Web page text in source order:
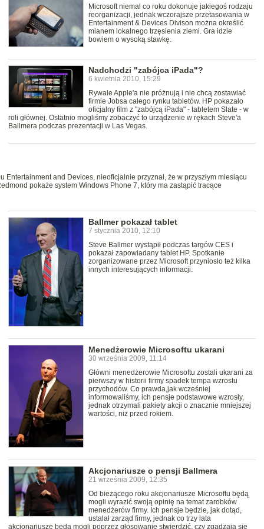
Microsoft niemal co roku dokonuje jakiegoś rodzaju
reorganizacji, jednak wczorajsze przetasowania w
Entertainment & Devices Divison można określić
mianem lokalnego trzęsienia ziemi. Gra idzie
bowiem o wysoką stawkę.
Nadchodzi "zabójca iPada"?
6 kwietnia 2010, 15:29
Rywale Apple'a nie próżnują i nie chcą zostawiać
firmie Jobsa całego rynku tabletów. HP pokazało
oficjalny film z "zabójcą iPada" - tabletem Slate - w
roli głównej. Ostatnio mogliśmy zobaczyć to urządzenie w rękach Steve'a
Ballmera podczas prezentacji w Las Vegas.
Entertainment and Devices, nieoficjalnie przyznał, że w przyszłym miesiącu
pokaże system Windows Phone 7, który ma zastąpić tracące
Ballmer pokazał tablet
7 stycznia 2010, 12:10
Steve Ballmer wystąpił podczas targów CES i
pokazał zapowiadany tablet HP. Spotkanie
zorganizowane przez Microsoft przyniosło też kilka
innych interesujących informacji.
Menedżerowie Microsoftu ukarani
30 września 2009, 11:14
Główni menedżerowie Microsoftu zostali ukarani za
pierwszy w historii firmy spadek tempa wzrostu
przychodów. Co prawda,jak wcześniej
informowaliśmy, ich pensje podstawowe wzrosły,
jednak otrzymali pakiety akcji o znacznie mniejszej
wartości, niż przed rokiem.
Akcjonariusze o pensji Ballmera
21 września 2009, 12:35
Od bieżącego roku akcjonariusze Microsoftu będą
mogli wyrazić swoją opinię na temat zarobków
menedżerów firmy. Ich pensje będzie, jak dotąd,
ustalał zarząd firmy, jednak co trzy lata
akcjonariusze będą mogli poprzez głosowanie stwierdzić, czy zgadzają się